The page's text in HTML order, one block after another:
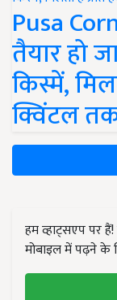
Pusa
तैयार हो
किस्में,
क्विंटल
हम व्हाट्सएप पर
मोबाइल में पढ़ने के